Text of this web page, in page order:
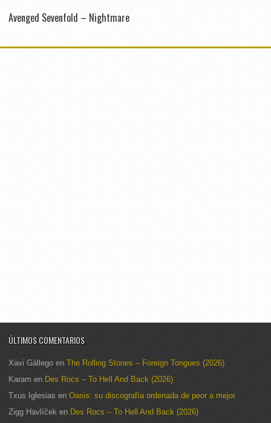
Avenged Sevenfold – Nightmare
ÚLTIMOS COMENTARIOS
Xavi Gàllego en The Rolling Stones – Foreign Tongues (2026)
Karam en Des Rocs – To Hell And Back (2026)
Txus Iglesias en Oasis: su discografía ordenada de peor a mejor
Zigg Havlíček en Des Rocs – To Hell And Back (2026)